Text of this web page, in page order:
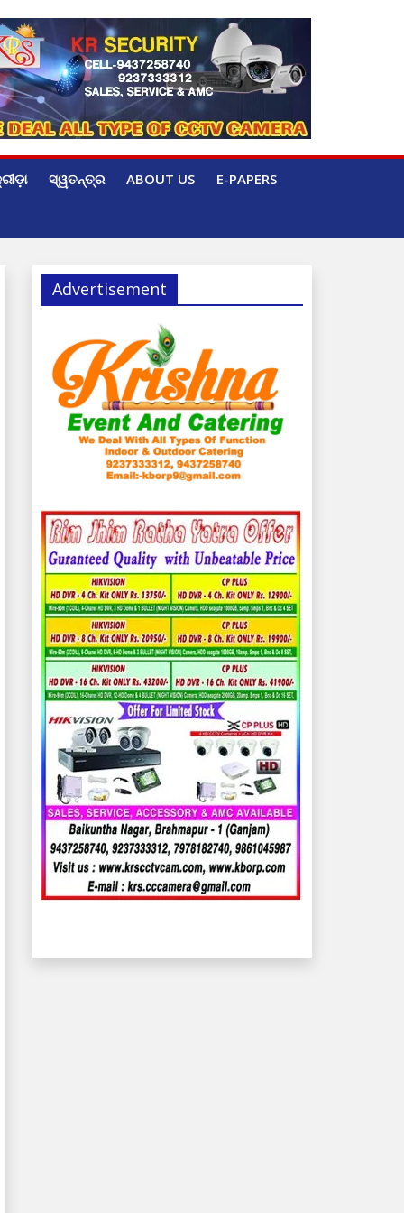
ସ୍ୱତନ୍ତ୍ର ABOUT US E-PAPERS
Advertisement